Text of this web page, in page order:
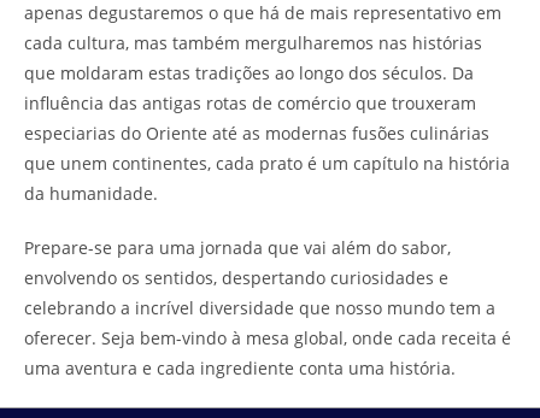
apenas degustaremos o que há de mais representativo em
cada cultura, mas também mergulharemos nas histórias
que moldaram estas tradições ao longo dos séculos. Da
influência das antigas rotas de comércio que trouxeram
especiarias do Oriente até as modernas fusões culinárias
que unem continentes, cada prato é um capítulo na história
da humanidade.
Prepare-se para uma jornada que vai além do sabor,
envolvendo os sentidos, despertando curiosidades e
celebrando a incrível diversidade que nosso mundo tem a
oferecer. Seja bem-vindo à mesa global, onde cada receita é
uma aventura e cada ingrediente conta uma história.